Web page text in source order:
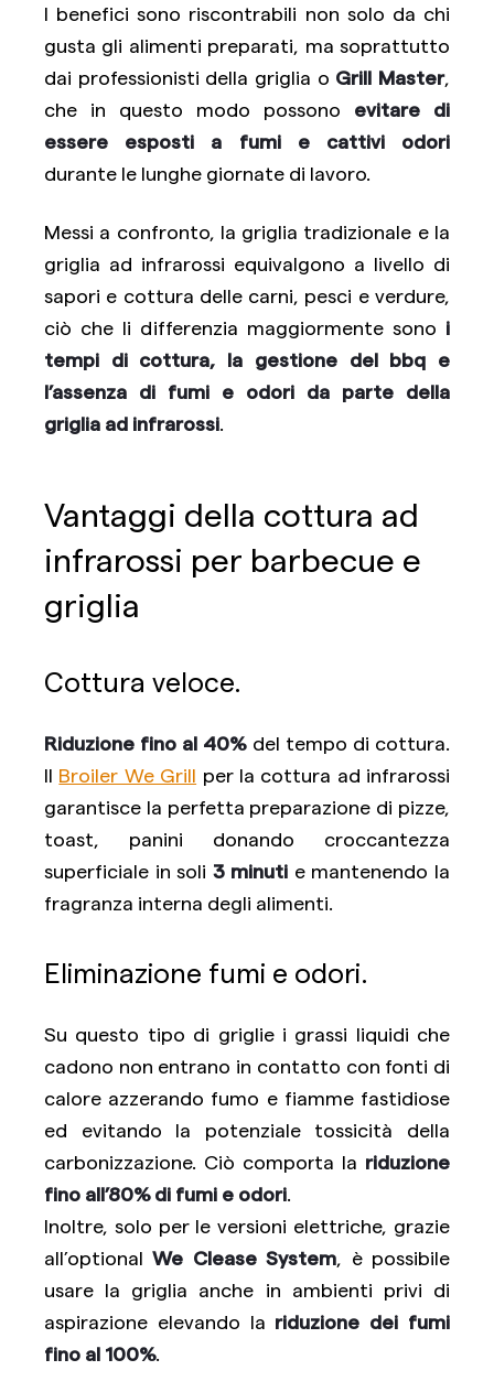
I benefici sono riscontrabili non solo da chi
gusta gli alimenti preparati, ma soprattutto
dai professionisti della griglia o Grill Master,
che in questo modo possono evitare di
essere esposti a fumi e cattivi odori
durante le lunghe giornate di lavoro.
Messi a confronto, la griglia tradizionale e la
griglia ad infrarossi equivalgono a livello di
sapori e cottura delle carni, pesci e verdure,
ciò che li differenzia maggiormente sono i
tempi di cottura, la gestione del bbq e
l’assenza di fumi e odori da parte della
griglia ad infrarossi
Vantaggi della cottura ad
infrarossi per barbecue e
griglia
Cottura veloce.
Riduzione fino al 40%del tempo di cottura.
Il Broiler We Grill per la cottura ad infrarossi
garantisce la perfetta preparazione di pizze,
toast, panini donando croccantezza
superficiale in soli 3 minuti e mantenendo la
fragranza interna degli alimenti.
Eliminazione fumi e odori.
Su questo tipo di griglie i grassi liquidi che
cadono non entrano in contatto con fonti di
calore azzerando fumo e fiamme fastidiose
ed evitando la potenziale tossicità della
carbonizzazione. Ciò comporta la riduzione
fino all’80% di fumi e odori
Inoltre, solo per le versioni elettriche, grazie
all’optionalWe Clease System , è possibile
usare la griglia anche in ambienti privi di
aspirazione elevando la riduzione dei fumi
fino al 100%.